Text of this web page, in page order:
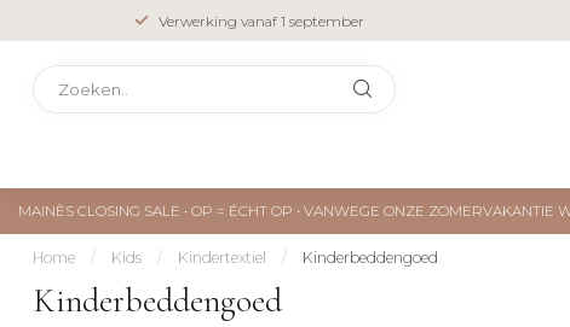
Verwerking vanaf 1 september
MAINÈS CLOSING SALE • OP = ÉCHT OP • VANWEGE ONZE
Home / Kids / Kindertextiel / Kinderbeddengoed
Kinderbeddengoed